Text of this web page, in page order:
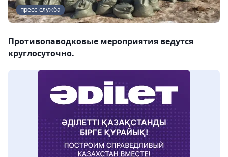
пресс-служба
Противопаводковые мероприятия ведутся
круглосуточно.